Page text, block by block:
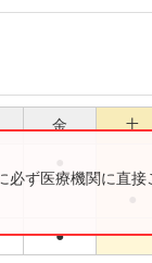
金 土
●
ず医療機関に直接